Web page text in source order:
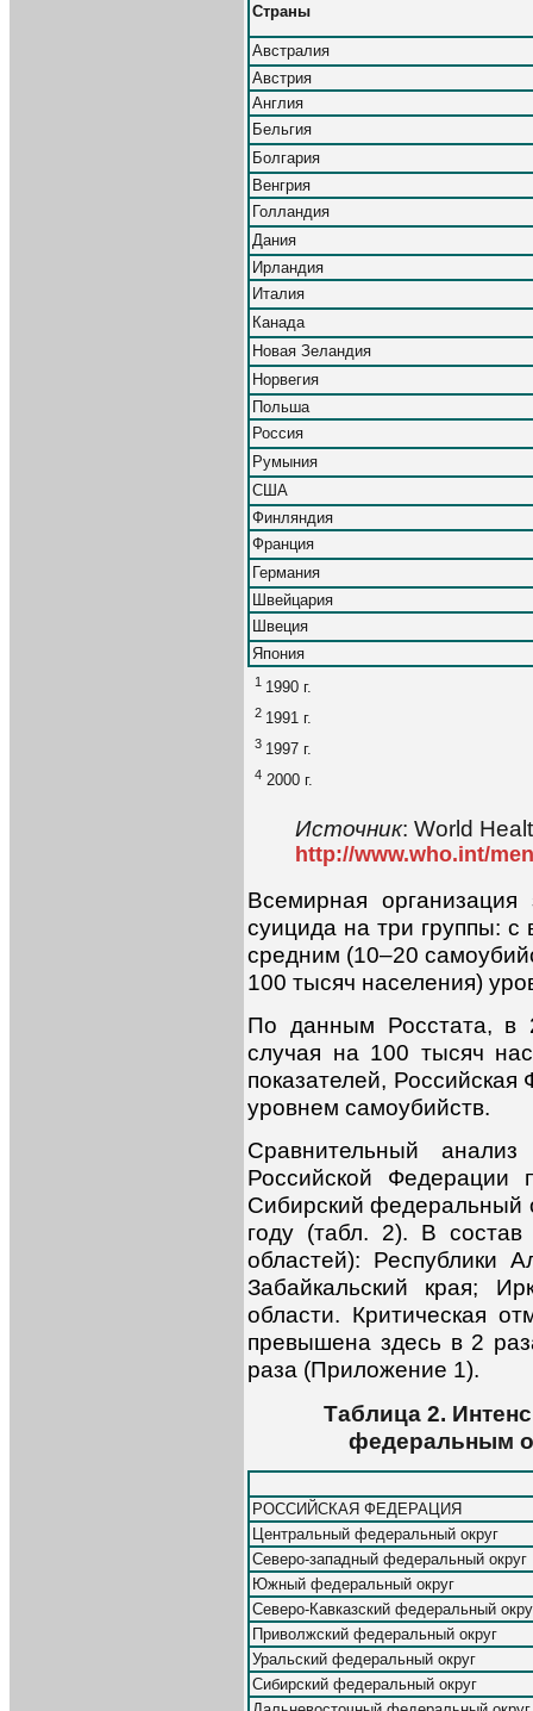
Страны
Австралия
Австрия
Англия
Бельгия
Болгария
Венгрия
Голландия
Дания
Ирландия
Италия
Канада
Новая Зеландия
Норвегия
Польша
Россия
Румыния
США
Финляндия
Франция
Германия
Швейцария
Швеция
Япония
1 1990 г.
2 1991 г.
3 1997 г.
4 2000 г.
Источник: World
http://www.who.int/
Всемирная
суицида на три группы:
средним (10–20
100 тысяч населения)
По данным Росстата, в
случая на 100 тысяч
показателей,
уровнем самоубийств.
Сравнительный
Российской Федерации
Сибирский федеральный
году (табл. 2). В
областей): Республики
Забайкальский края;
области. Критическая
превышена здесь в 2
раза (Приложение 1).
Таблица 2.
федеральным
РОССИЙСКАЯ ФЕДЕРАЦИЯ
Центральный федеральный округ
Северо-западный федеральный округ
Южный федеральный округ
Северо-Кавказский федеральный
Приволжский федеральный округ
Уральский федеральный округ
Сибирский федеральный округ